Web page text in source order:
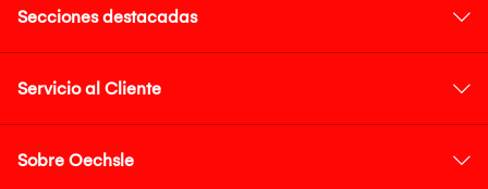
Secciones destacadas
Servicio al Cliente
Sobre Oechsle